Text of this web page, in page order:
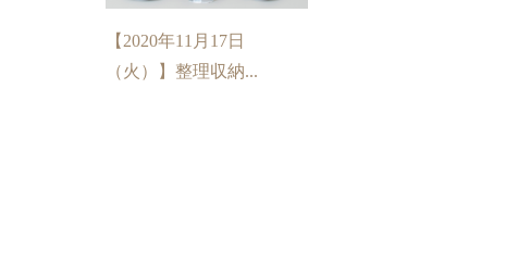
【2020年11月17日
（火）】整理収納...